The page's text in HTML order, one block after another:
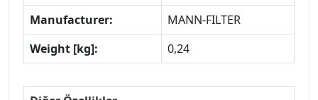
Manufacturer:
MANN-FILTER
Weight [kg]:
0,24